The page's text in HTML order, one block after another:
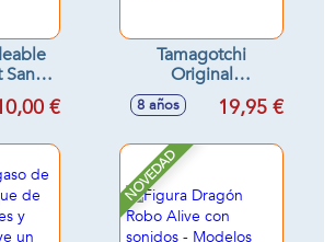
Sand
€
Tamagotchi
Original
5,5x4,5x2,5 Cm -
Modelos surtidos
8 años 19,95 €
NOVEDAD